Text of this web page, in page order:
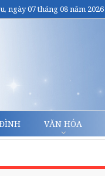
ngày 07 tháng 08 năm 2026
VĂN HÓA